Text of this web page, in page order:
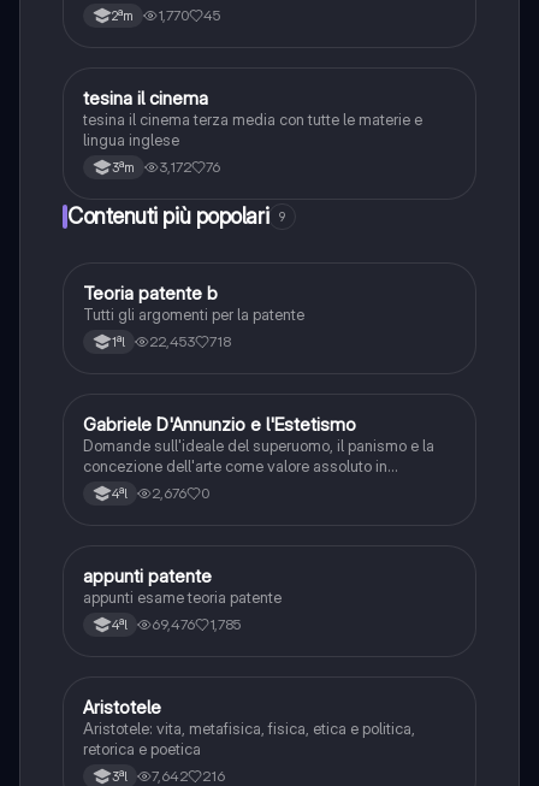
2ªm 1,770 45
Italiano
tesina il cinema
tesina il cinema terza media con tutte le materie e
lingua inglese
3ªm 3,172 76
Contenuti più popolari 9
Altro
Teoria patente b
Tutti gli argomenti per la patente
1ªl 22,453 718
GItaliano
Gabriele D'Annunzio e l'Estetismo
Domande sull'ideale del superuomo, il panismo e la
concezione dell'arte come valore assoluto in
D'Annunzio.
4ªl 2,676 0
Altro
appunti patente
appunti esame teoria patente
4ªl 69,476 1,785
Filosofia
Aristotele
Aristotele: vita, metafisica, fisica, etica e politica,
retorica e poetica
3ªl 7,642 216